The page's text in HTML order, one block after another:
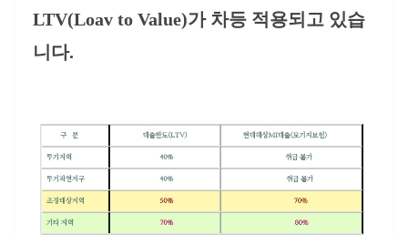
LTV(Loav to Value)가 차등 적용되고 있습
니다.